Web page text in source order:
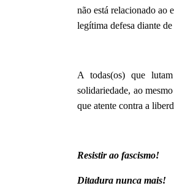
não está relacionado ao
legítima defesa diante
A todas(os) que
solidariedade, ao
que atente contra a
Resistir ao fascismo!
Ditadura nunca mais!